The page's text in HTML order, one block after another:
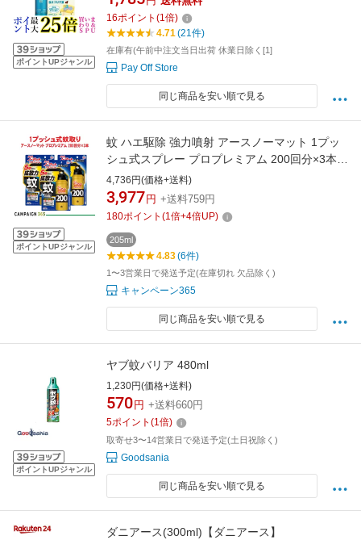
ポイントUPジャンル
16ポイント (1倍)
4.71(21件)
在庫有(午前中注文当日出荷 休業日除く[1]
Pay Off Store
同じ商品を安い順で見る
ポイントUPジャンル
蚊 ハエ駆除 強力噴射 アースノーマット 1プッ
シュ式スプレー プロプレミアム 200回分×3本
屋内 屋外 【防除用医薬部外品】 アース製薬
4,736円(価格+送料)
3,977 円 +送料759円
180ポイント (1倍+4倍UP)
205ml
4.83(6件)
1〜3営業日で発送予定(在庫切れ 欠品除く)
キャンペーン365
同じ商品を安い順で見る
ポイントUPジャンル
ヤブ蚊バリア 480ml
1,230円(価格+送料)
570 円 +送料660円
5ポイント (1倍)
取寄せ3〜14営業日で発送予定(土日祝除く)
Goodsania
同じ商品を安い順で見る
ダニアース(300ml)【ダニアース】